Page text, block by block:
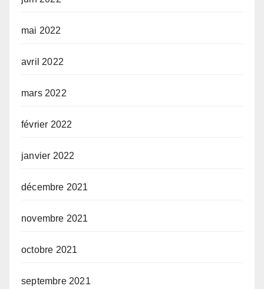
mai 2022
avril 2022
mars 2022
février 2022
janvier 2022
décembre 2021
novembre 2021
octobre 2021
septembre 2021